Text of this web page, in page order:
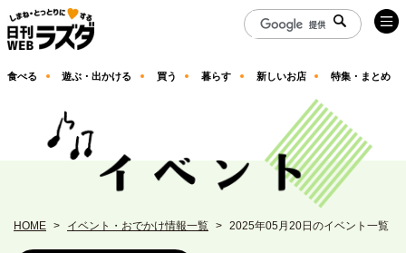
食べる 遊ぶ・出かける 買う 暮らす 新しいお店 特集・まとめ
HOME イベント・おでかけ情報一覧 2025年05月20日のイベント一覧